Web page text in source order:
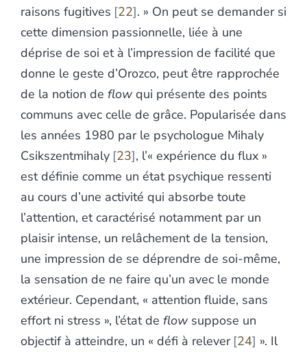
raisons fugitives 22 . » On peut se demander si
cette dimension passionnelle, liée à une
déprise de soi et à l’impression de facilité que
donne le geste d’Orozco, peut être rapprochée
de la notion de flowqui présente des points
communs avec celle de grâce. Popularisée dans
les années 1980 par le psychologue Mihaly
Csikszentmihaly 23 , l’« expérience du flux »
est définie comme un état psychique ressenti
au cours d’une activité qui absorbe toute
l’attention, et caractérisé notamment par un
plaisir intense, un relâchement de la tension,
une impression de se déprendre de soi-même,
la sensation de ne faire qu’un avec le monde
extérieur. Cependant, « attention fluide, sans
effort ni stress », l’état de flowsuppose un
objectif à atteindre, un « défi à relever 24 ». Il